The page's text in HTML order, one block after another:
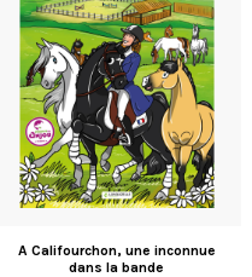
A Califourchon, une inconnue
dans la bande